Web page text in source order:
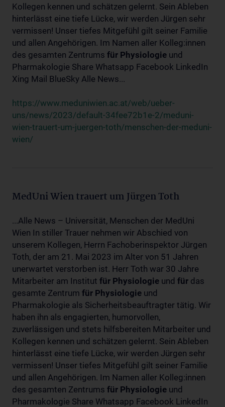
Kollegen kennen und schätzen gelernt. Sein Ableben
hinterlässt eine tiefe Lücke, wir werden Jürgen sehr
vermissen! Unser tiefes Mitgefühl gilt seiner Familie
und allen Angehörigen. Im Namen aller Kolleg:innen
des gesamten Zentrums für Physiologie und
Pharmakologie Share Whatsapp Facebook LinkedIn
Xing Mail BlueSky Alle News...
https://www.meduniwien.ac.at/web/ueber-
uns/news/2023/default-34fee72b1e-2/meduni-
wien-trauert-um-juergen-toth/menschen-der-meduni-
wien/
MedUni Wien trauert um Jürgen Toth
...Alle News – Universität, Menschen der MedUni
Wien In stiller Trauer nehmen wir Abschied von
unserem Kollegen, Herrn Fachoberinspektor Jürgen
Toth, der am 21. Mai 2023 im Alter von 51 Jahren
unerwartet verstorben ist. Herr Toth war 30 Jahre
Mitarbeiter am Institut für Physiologie und für das
gesamte Zentrum für Physiologie und
Pharmakologie als Sicherheitsbeauftragter tätig. Wir
haben ihn als engagierten, humorvollen,
zuverlässigen und stets hilfsbereiten Mitarbeiter und
Kollegen kennen und schätzen gelernt. Sein Ableben
hinterlässt eine tiefe Lücke, wir werden Jürgen sehr
vermissen! Unser tiefes Mitgefühl gilt seiner Familie
und allen Angehörigen. Im Namen aller Kolleg:innen
des gesamten Zentrums für Physiologie und
Pharmakologie Share Whatsapp Facebook LinkedIn